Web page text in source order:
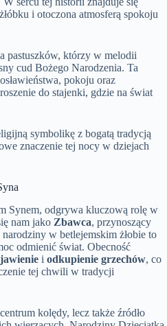
i otoczona atmosferą spokoju
pastuszków, którzy w melodii
cud Bożego Narodzenia. Ta
pokoju oraz
do stajenki, gdzie na świat
symbolikę z bogatą tradycją
znaczenie tej nocy w dziejach
Synem, odgrywa kluczową rolę w
nam jako Zbawca, przynoszący
narodziny w betlejemskim żłobie to
odmienić świat. Obecność
i odkupienie grzechów, co
tej chwili w tradycji
kolędy, lecz także źródło